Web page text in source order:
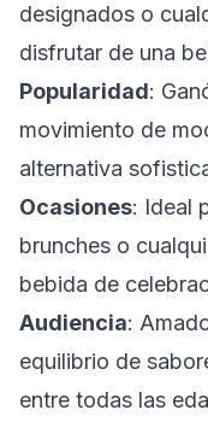
designados o
disfrutar de una
Popularidad:
movimiento de
alternativa
Ocasiones: Ideal
brunches o
bebida de
Audiencia:
equilibrio de
entre todas las